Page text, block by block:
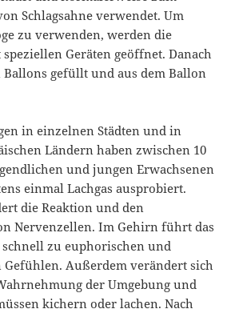
Schlagsahne verwendet. Um
zu verwenden, werden die
Geräten geöffnet. Danach
Ballons gefüllt und aus dem Ballon
in einzelnen Städten und in
Ländern haben zwischen 10
und jungen Erwachsenen
einmal Lachgas ausprobiert.
die Reaktion und den
Nervenzellen. Im Gehirn führt das
zu euphorischen und
Gefühlen. Außerdem verändert sich
der Umgebung und
kichern oder lachen. Nach